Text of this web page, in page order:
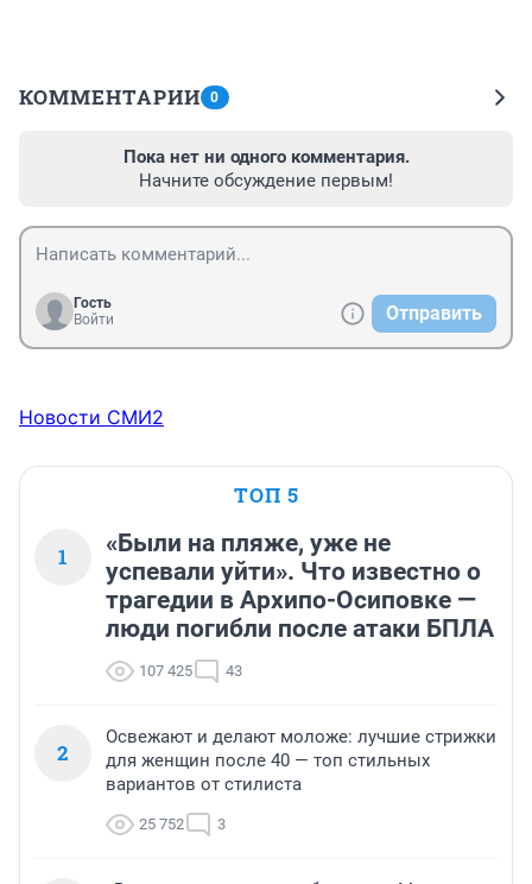
КОММЕНТАРИИ 0
Пока нет ни одного комментария.
Начните обсуждение первым!
Гость
Войти
Отправить
Новости СМИ2
ТОП 5
1
«Были на пляже, уже не
успевали уйти». Что известно о
трагедии в Архипо-Осиповке —
люди погибли после атаки БПЛА
107 425 43
2
Освежают и делают моложе: лучшие стрижки
для женщин после 40 — топ стильных
вариантов от стилиста
25 752 3